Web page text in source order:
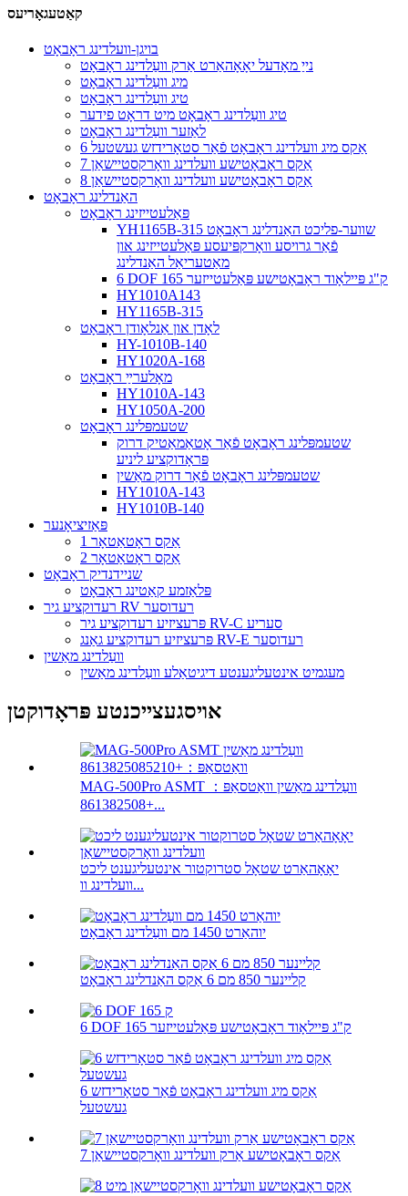
קאַטעגאָריעס
בויגן-וועלדינג ראָבאָט
נייַ מאָדעל יאָאָהאַרט אַרק וועַלדינג ראָבאָט
מיג וועַלדינג ראָבאָט
טיג וועַלדינג ראָבאָט
טיג וועַלדינג ראָבאָט מיט דראָט פידער
לאַזער וועַלדינג ראָבאָט
6 אַקס מיג וועלדינג ראָבאָט פֿאַר סטאָרידזש געשטעל
7 אַקס ראָבאָטישע וועלדינג וואָרקסטיישאַן
8 אַקס ראָבאָטישע וועלדינג וואָרקסטיישאַן
האַנדלינג ראָבאָט
פּאַלעטייזינג ראָבאָט
YH1165B-315 שווער-פליכט האַנדלינג ראָבאָט
פֿאַר גרויסע וואָרקפּיעסע פּאַלעטייזינג און
מאַטעריאַל האַנדלינג
6 DOF 165 ק"ג פּיילאָוד ראָבאָטישע פּאַלעטייזער
HY1010A143
HY1165B-315
לאָדן און אַנלאָודן ראָבאָט
HY-1010B-140
HY1020A-168
מאָלערײַ ראָבאָט
HY1010A-143
HY1050A-200
שטעמפּלינג ראָבאָט
שטעמפּלינג ראָבאָט פֿאַר אָטאַמאַטיק דרוק
פּראָדוקציע ליניע
שטעמפּלינג ראָבאָט פֿאַר דרוק מאַשין
HY1010A-143
HY1010B-140
פּאַזיציאָנער
1 אַקס ראָטאַטאָר
2 אַקס ראָטאַטאָר
שניידנדיק ראָבאָט
פּלאַזמע קאַטינג ראָבאָט
רעדוקציע גיר RV רעדוסער
פּרעציזיע רעדוקציע גיר RV-C סעריע
פּרעציזיע רעדוקציע גאַנג RV-E רעדוסער
וועַלדינג מאַשין
מעגמיט אינטעליגענטע דיגיטאַלע וועַלדינג מאַשין
אויסגעצייכנטע פּראָדוקטן
MAG-500Pro ASMT וועַלדינג מאַשין וואַטסאַפּ：
+861382508...
יאָאָהאַרט שטאָל סטרוקטור אינטעליגענט ליכט
וועלדינג וו...
יוהאַרט 1450 מם וועַלדינג ראָבאָט
קליינער 850 מם 6 אַקס האַנדלינג ראָבאָט
6 DOF 165 ק"ג פּיילאָוד ראָבאָטישע פּאַלעטייזער
6 אַקס מיג וועלדינג ראָבאָט פֿאַר סטאָרידזש
געשטעל
7 אַקס ראָבאָטישע אַרק וועלדינג וואָרקסטיישאַן